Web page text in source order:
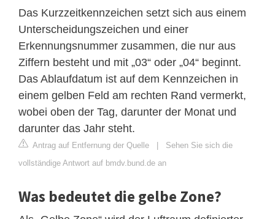
Das Kurzzeitkennzeichen setzt sich aus einem
Unterscheidungszeichen und einer
Erkennungsnummer zusammen, die nur aus
Ziffern besteht und mit „03“ oder „04“ beginnt.
Das Ablaufdatum ist auf dem Kennzeichen in
einem gelben Feld am rechten Rand vermerkt,
wobei oben der Tag, darunter der Monat und
darunter das Jahr steht.
Antrag auf Entfernung der Quelle | Sehen Sie sich die
vollständige Antwort auf bmdv.bund.de an
Was bedeutet die gelbe Zone?